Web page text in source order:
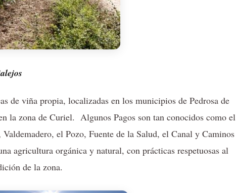
de viña propia, localizadas en los municipios de Pedrosa de
la zona de Curiel. Algunos Pagos son tan conocidos como el
el Pozo, Fuente de la Salud, el Canal y Caminos
agricultura orgánica y natural, con prácticas respetuosas al
de la zona.